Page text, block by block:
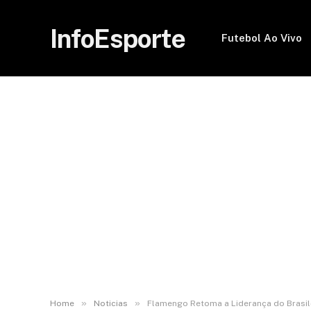
InfoEsporte Futebol Ao Vivo
Home » Noticias » Flamengo Retoma a Liderança do